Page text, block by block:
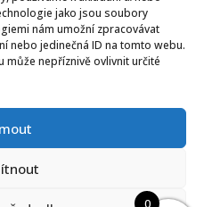
jako jsou soubory
nám umožní zpracovávat
nebo jedinečná ID na tomto webu.
nepříznivě ovlivnit určité
PODMÍNKY
a žehlení je život příliš
0